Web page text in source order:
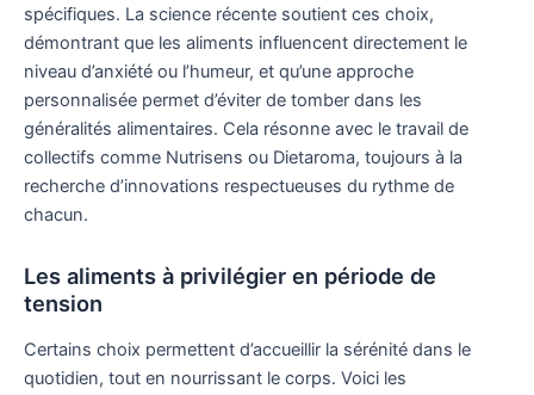
spécifiques. La science récente soutient ces choix,
démontrant que les aliments influencent directement le
niveau d’anxiété ou l’humeur, et qu’une approche
personnalisée permet d’éviter de tomber dans les
généralités alimentaires. Cela résonne avec le travail de
collectifs comme Nutrisens ou Dietaroma, toujours à la
recherche d’innovations respectueuses du rythme de
chacun.
Les aliments à privilégier en période de
tension
Certains choix permettent d’accueillir la sérénité dans le
quotidien, tout en nourrissant le corps. Voici les